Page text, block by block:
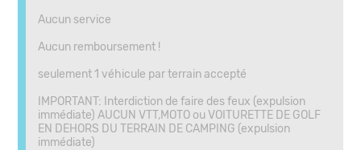
Aucun service
Aucun remboursement !
seulement 1 véhicule par terrain accepté
IMPORTANT: Interdiction de faire des feux (expulsion
immédiate) AUCUN VTT,MOTO ou VOITURETTE DE GOLF
EN DEHORS DU TERRAIN DE CAMPING (expulsion
immédiate)